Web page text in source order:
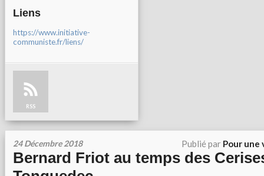
Liens
https://www.initiative-
communiste.fr/liens/
RSS
24 Décembre 2018 Publié par Pour une
Bernard Friot au temps des